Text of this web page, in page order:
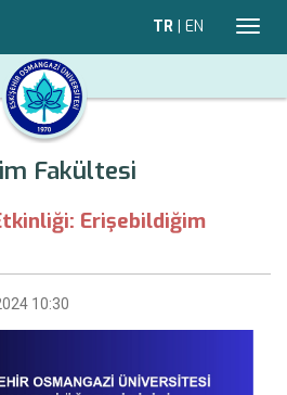
TR | EN
Fakültesi
Erişebildiğim
10:30